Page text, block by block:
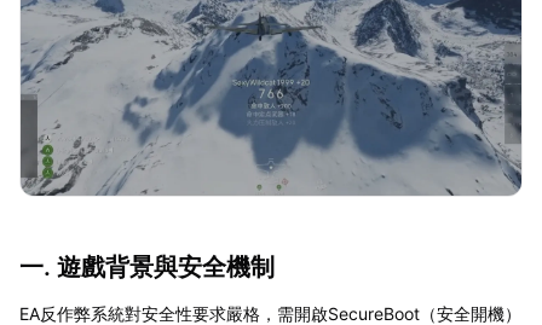
一. 遊戲背景與安全機制
EA反作弊系統對安全性要求嚴格，需開啟SecureBoot（安全開機）